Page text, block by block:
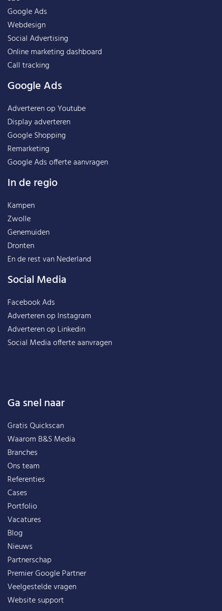
Google Ads
Webdesign
Social Advertising
Online marketing dashboard
Call tracking
Google Ads
Adverteren op Youtube
Display adverteren
Google Shopping
Remarketing
Google Ads offerte aanvragen
In de regio
Kampen
Zwolle
Genemuiden
Dronten
En de rest vanNederland
Social Media
Facebook Ads
Adverteren op Instagram
Adverteren op Linkedin
Social Media offerte aanvragen
Ga snel naar
Gratis Quickscan
Waarom B&S Media
Branches
Ons team
Referenties
Cases
Portfolio
Vacatures
Blog
Nieuws
Partnerschap
Premier Google Partner
Veelgestelde vragen
Website support